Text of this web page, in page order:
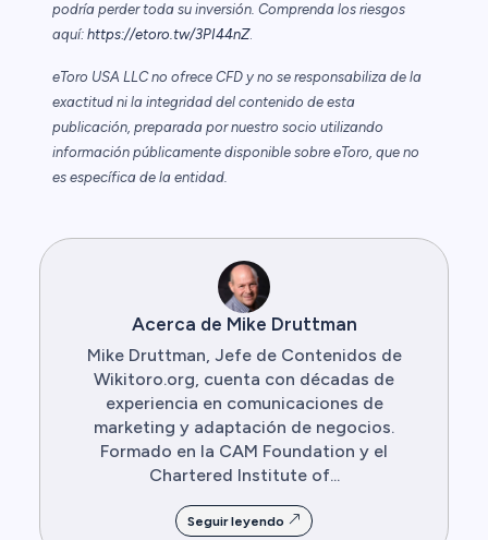
podría perder toda su inversión. Comprenda los riesgos
aquí: https://etoro.tw/3PI44nZ.
eToro USA LLC no ofrece CFD y no se responsabiliza de la
exactitud ni la integridad del contenido de esta
publicación, preparada por nuestro socio utilizando
información públicamente disponible sobre eToro, que no
es específica de la entidad.
Acerca de Mike Druttman
Mike Druttman, Jefe de Contenidos de
Wikitoro.org, cuenta con décadas de
experiencia en comunicaciones de
marketing y adaptación de negocios.
Formado en la CAM Foundation y el
Chartered Institute of...
Seguir leyendo